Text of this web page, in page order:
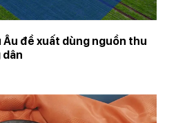
Âu đề xuất dùng nguồn thu
dân